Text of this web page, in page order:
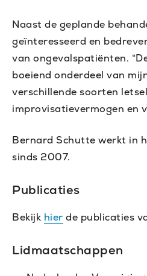
Naast de geplande
geïnteresseerd en
van ongevalspatiënten.
boeiend onderdeel van
verschillende soorten
improvisatievermogen en
Bernard Schutte werkt in
sinds 2007.
Publicaties
Bekijk hier de publicaties
Lidmaatschappen